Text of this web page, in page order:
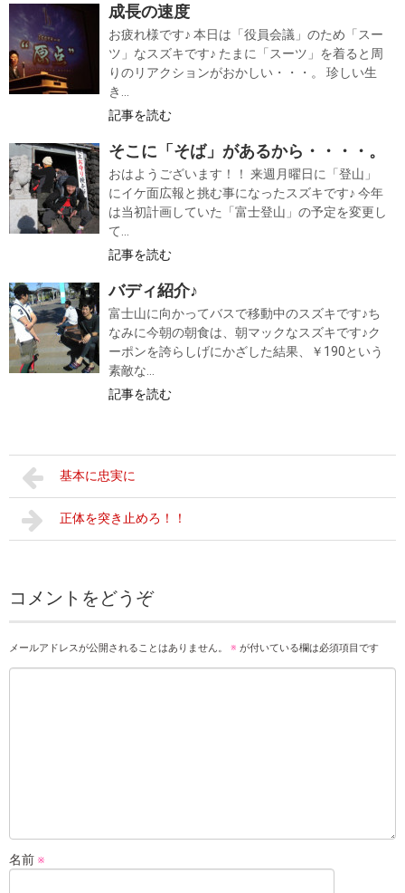
成長の速度
お疲れ様です♪ 本日は「役員会議」のため「スー
ツ」なスズキです♪ たまに「スーツ」を着ると周
りのリアクションがおかしい・・・。 珍しい生
き...
記事を読む
そこに「そば」があるから・・・・。
おはようございます！！ 来週月曜日に「登山」
にイケ面広報と挑む事になったスズキです♪ 今年
は当初計画していた「富士登山」の予定を変更し
て...
記事を読む
バディ紹介♪
富士山に向かってバスで移動中のスズキです♪ち
なみに今朝の朝食は、朝マックなスズキです♪ク
ーポンを誇らしげにかざした結果、￥190という
素敵な...
記事を読む
基本に忠実に
正体を突き止めろ！！
コメントをどうぞ
メールアドレスが公開されることはありません。 ※ が付いている欄は必須項目です
名前 ※